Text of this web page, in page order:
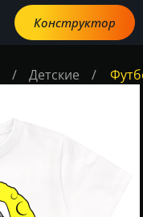
Конструктор
/ Детские /